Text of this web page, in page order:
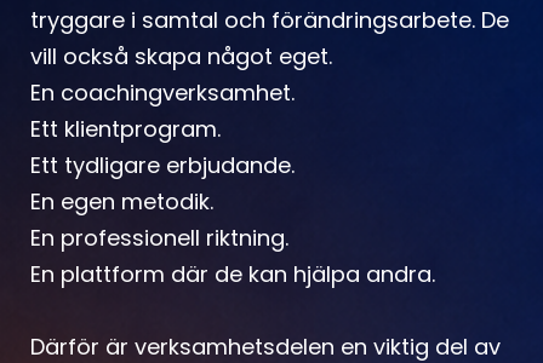
tryggare i samtal och förändringsarbete. De
vill också skapa något eget.
En coachingverksamhet.
Ett klientprogram.
Ett tydligare erbjudande.
En egen metodik.
En professionell riktning.
En plattform där de kan hjälpa andra.
Därför är verksamhetsdelen en viktig del av